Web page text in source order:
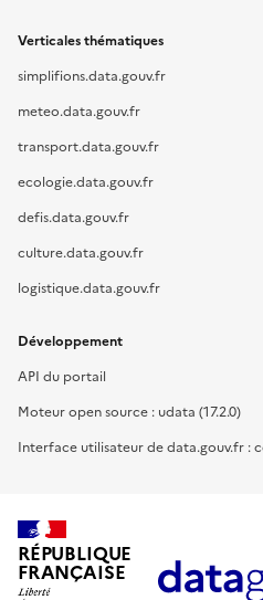
Verticales thématiques
simplifions.data.gouv.fr
meteo.data.gouv.fr
transport.data.gouv.fr
ecologie.data.gouv.fr
defis.data.gouv.fr
culture.data.gouv.fr
logistique.data.gouv.fr
Développement
API du portail
Moteur open source : udata (17.2.0)
Interface utilisateur de data.gouv.fr :
RÉPUBLIQUE
FRANÇAISE